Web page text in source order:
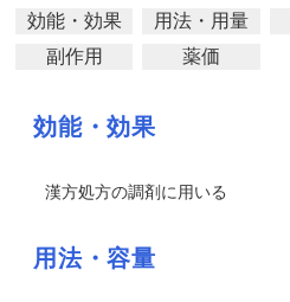
効能・効果 用法・用量
副作用
薬価
効能・効果
漢方処方の調剤に用いる
用法・容量